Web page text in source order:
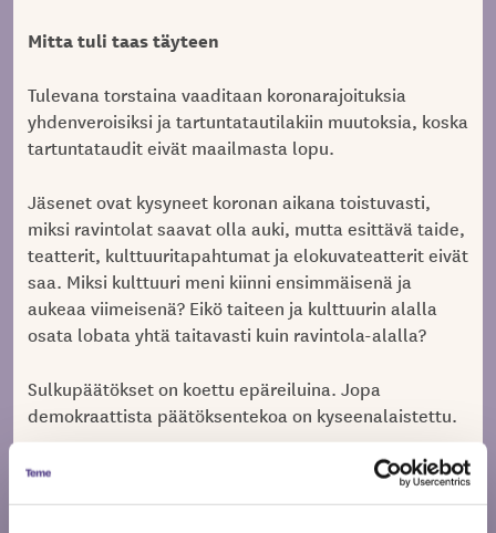
Mitta tuli taas täyteen
Tulevana torstaina vaaditaan koronarajoituksia
yhdenveroisiksi ja tartuntatautilakiin muutoksia, koska
tartuntataudit eivät maailmasta lopu.
Jäsenet ovat kysyneet koronan aikana toistuvasti,
miksi ravintolat saavat olla auki, mutta esittävä taide,
teatterit, kulttuuritapahtumat ja elokuvateatterit eivät
saa. Miksi kulttuuri meni kiinni ensimmäisenä ja
aukeaa viimeisenä? Eikö taiteen ja kulttuurin alalla
osata lobata yhtä taitavasti kuin ravintola-alalla?
Sulkupäätökset on koettu epäreiluina. Jopa
demokraattista päätöksentekoa on kyseenalaistettu.
Tällä hetkellä Aluehallintovirastot päättävät
kulttuuritapahtumista ja taidelaitoksista. Eduskunta